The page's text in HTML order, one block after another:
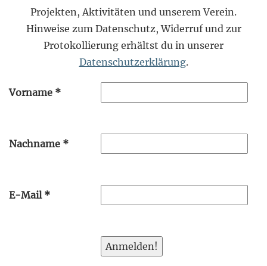
Projekten, Aktivitäten und unserem Verein.
Hinweise zum Datenschutz, Widerruf und zur
Protokollierung erhältst du in unserer
Datenschutzerklärung.
Vorname *
Nachname *
E-Mail *